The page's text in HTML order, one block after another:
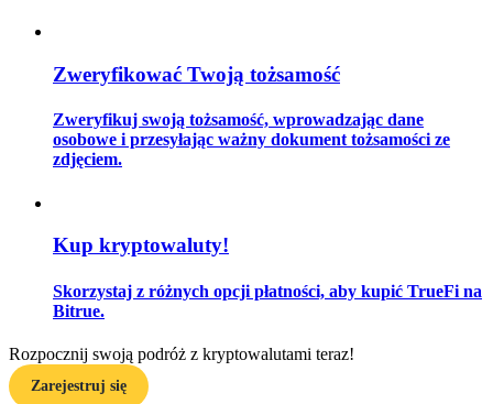
Przewodnik
Przewodnik dla początkujących dotyczący kontraktów futures
Strategie handlowe
Dowiedz się, jak zachować rentowność
Zweryfikować Twoją tożsamość
Zweryfikuj swoją tożsamość, wprowadzając dane
osobowe i przesyłając ważny dokument tożsamości ze
zdjęciem.
Kup kryptowaluty!
Skorzystaj z różnych opcji płatności, aby kupić TrueFi na
Bitrue.
Rozpocznij swoją podróż z kryptowalutami teraz!
Zarejestruj się